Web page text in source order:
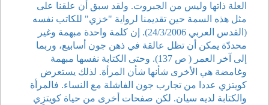
العلة ذاتها وليس من الجبروت. ولقد سبق أن علقنا على
مثل هذه السمة حين تقديمنا لرواية "خزي" للكاتب نفسه
(القدس العربي 24/3/2006). إن كلمة واحدة مبهمة وغير
محددّة يمكن أن تظل عالقة في ذهن جون أسابيع، وربما
إلى آخر العمر ( ص 137). وحتى الكتابة نفسها مبهمة
وغامضة هي الأخرى شأنها شأن المرأة. لذلك يستعرض
كويتزي عددا من تجارب جون الفاشلة مع النساء. فالمرأة
والكتابة لديه سيان. لكن صفحات أخرى من حياة كويتزي